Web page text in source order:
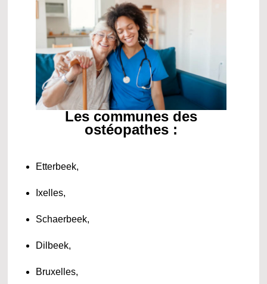
Les communes des
ostéopathes :
Etterbeek,
Ixelles,
Schaerbeek,
Dilbeek,
Bruxelles,